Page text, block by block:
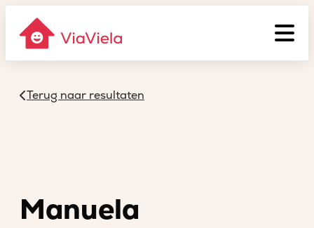
Terug naar resultaten
Manuela